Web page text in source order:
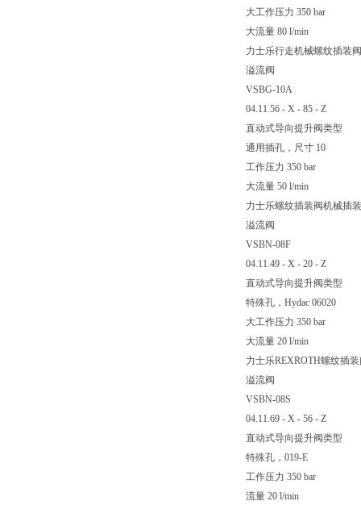
大工作压力 350 bar
大流量 80 l/min
力士乐行走机械螺纹插装阀
溢流阀
VSBG-10A
04.11.56 - X - 85 - Z
直动式导向提升阀类型
通用插孔，尺寸 10
工作压力 350 bar
大流量 50 l/min
力士乐螺纹插装阀机械插
溢流阀
VSBN-08F
04.11.49 - X - 20 - Z
直动式导向提升阀类型
特殊孔，Hydac 06020
大工作压力 350 bar
大流量 20 l/min
力士乐REXROTH螺纹插
溢流阀
VSBN-08S
04.11.69 - X - 56 - Z
直动式导向提升阀类型
特殊孔，019-E
工作压力 350 bar
流量 20 l/min